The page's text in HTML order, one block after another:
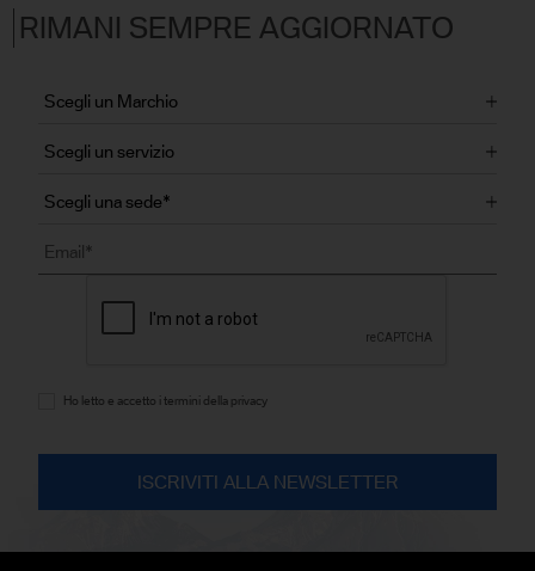
RIMANI SEMPRE AGGIORNATO
Ho letto e accetto i termini della privacy